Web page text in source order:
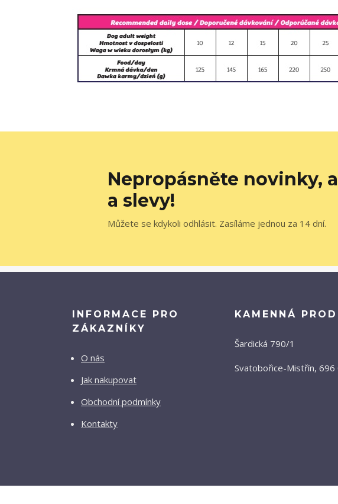
Nepropásněte novinky,
a slevy!
Můžete se kdykoli odhlásit. Zasíláme jednou za 14 dní.
INFORMACE PRO
ZÁKAZNÍKY
O nás
Jak nakupovat
Obchodní podmínky
Kontakty
KAMENNÁ
Šardická 790/1
Svatobořice-Mistřín, 696